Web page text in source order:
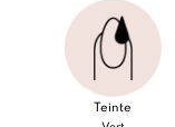
Teinte